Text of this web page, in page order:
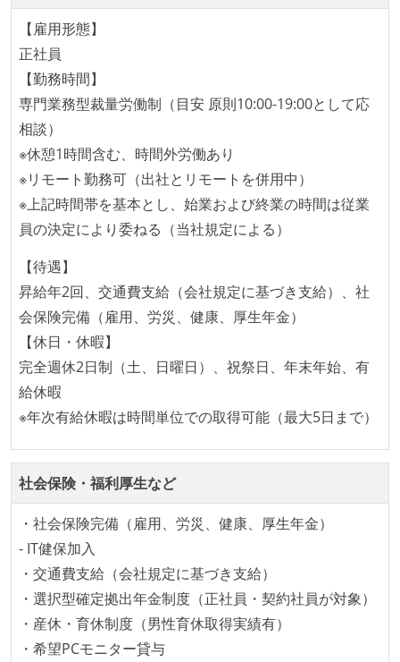
タスクの見積もりは、実装を担当するメンバーが中心
となって行う
全体のスケジュール管理は、途中の成果を随時確認し
ながら、納期または盛り込む機能を柔軟に調整する形
で行う
コード品質向上のための取り組み
本番にデプロイされるコードには、全てコードレビュ
ーまたはペアプログラミングを実施している
「リファクタリングは随時行われるべき」という価値
観をメンバー全員が共有しており、日常的に実施して
いる
何らかのコーディング規約をチーム全体で遵守するよ
うにしている
提出されたコードには自動的にリグレッションテスト
が実行される環境が構築されている
テストの実施度
ほとんどのプロダクトコードに単体テストを記述、実
施している
ほとんどの機能に受け入れテストを記述、実施してい
る
機能の実装と同時にテストコードを記述している
想定される複数環境での品質チェックを義務づけてい
る
アジャイル実践状況
【雇用形態】
正社員
【勤務時間】
専門業務型裁量労働制（目安 原則10:00-19:00として応
相談）
※休憩1時間含む、時間外労働あり
※リモート勤務可（出社とリモートを併用中）
※上記時間帯を基本とし、始業および終業の時間は従業
員の決定により委ねる（当社規定による）
【待遇】
昇給年2回、交通費支給（会社規定に基づき支給）、社
会保険完備（雇用、労災、健康、厚生年金）
【休日・休暇】
完全週休2日制（土、日曜日）、祝祭日、年末年始、有
給休暇
※年次有給休暇は時間単位での取得可能（最大5日まで）
社会保険・福利厚生など
・社会保険完備（雇用、労災、健康、厚生年金）
- IT健保加入
・交通費支給（会社規定に基づき支給）
・選択型確定拠出年金制度（正社員・契約社員が対象）
・産休・育休制度（男性育休取得実績有）
・希望PCモニター貸与